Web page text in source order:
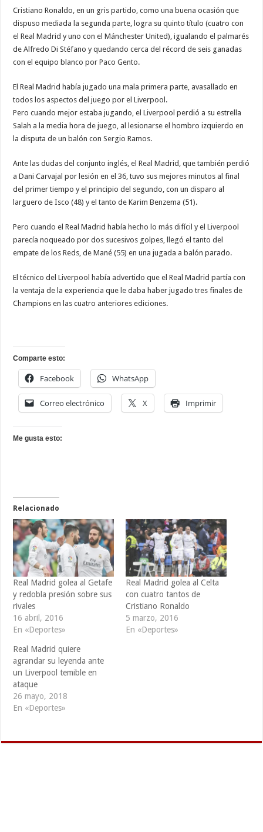
Cristiano Ronaldo, en un gris partido, como una buena ocasión que
dispuso mediada la segunda parte, logra su quinto título (cuatro con
el Real Madrid y uno con el Mánchester United), igualando el palmarés
de Alfredo Di Stéfano y quedando cerca del récord de seis ganadas
con el equipo blanco por Paco Gento.
El Real Madrid había jugado una mala primera parte, avasallado en
todos los aspectos del juego por el Liverpool.
Pero cuando mejor estaba jugando, el Liverpool perdió a su estrella
Salah a la media hora de juego, al lesionarse el hombro izquierdo en
la disputa de un balón con Sergio Ramos.
Ante las dudas del conjunto inglés, el Real Madrid, que también perdió
a Dani Carvajal por lesión en el 36, tuvo sus mejores minutos al final
del primer tiempo y el principio del segundo, con un disparo al
larguero de Isco (48) y el tanto de Karim Benzema (51).
Pero cuando el Real Madrid había hecho lo más difícil y el Liverpool
parecía noqueado por dos sucesivos golpes, llegó el tanto del
empate de los Reds, de Mané (55) en una jugada a balón parado.
El técnico del Liverpool había advertido que el Real Madrid partía con
la ventaja de la experiencia que le daba haber jugado tres finales de
Champions en las cuatro anteriores ediciones.
Comparte esto:
Facebook WhatsApp
Correo electrónico X Imprimir
Me gusta esto:
Relacionado
Real Madrid golea al Getafe
y redobla presión sobre sus
rivales
16 abril, 2016
En «Deportes»
Real Madrid golea al Celta
con cuatro tantos de
Cristiano Ronaldo
5 marzo, 2016
En «Deportes»
Real Madrid quiere
agrandar su leyenda ante
un Liverpool temible en
ataque
26 mayo, 2018
En «Deportes»